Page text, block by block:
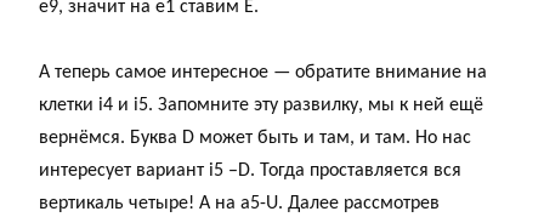
е9, значит на е1 ставим Е.
А теперь самое интересное — обратите внимание на
клетки i4 и i5. Запомните эту развилку, мы к ней ещё
вернёмся. Буква D может быть и там, и там. Но нас
интересует вариант i5 –D. Тогда проставляется вся
вертикаль четыре! А на а5-U. Далее рассмотрев